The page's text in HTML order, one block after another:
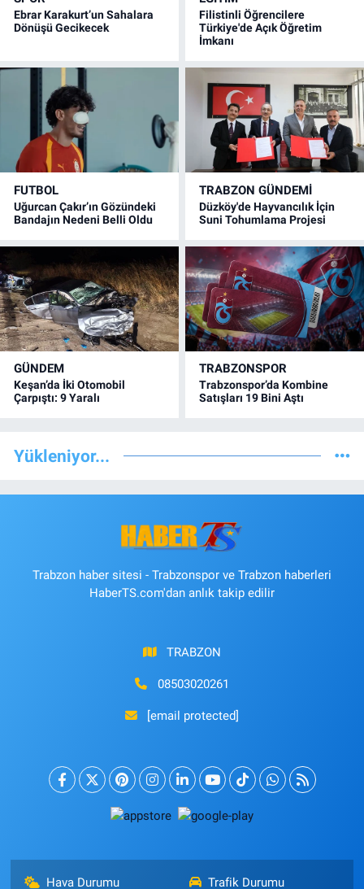
Ebrar Karakurt’un Sahalara
Dönüşü Gecikecek
Filistinli Öğrencilere
Türkiye'de Açık Öğretim
İmkanı
FUTBOL
Uğurcan Çakır’ın Gözündeki
Bandajın Nedeni Belli Oldu
TRABZON GÜNDEMİ
Düzköy'de Hayvancılık İçin
Suni Tohumlama Projesi
GÜNDEM
Keşan’da İki Otomobil
Çarpıştı: 9 Yaralı
TRABZONSPOR
Trabzonspor’da Kombine
Satışları 19 Bini Aştı
Yükleniyor...
Trabzon haber sitesi - Trabzonspor ve Trabzon haberleri
HaberTS.com'dan anlık takip edilir
TRABZON
08503020261
[email protected]
Hava Durumu Trafik Durumu